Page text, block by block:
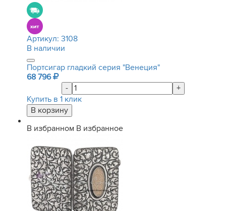
Артикул: 3108
В наличии
Портсигар гладкий серия "Венеция"
68 796
-
+
Купить в 1 клик
В избранном В избранное